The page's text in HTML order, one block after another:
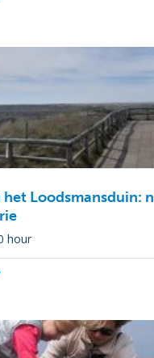
het Loodsmansduin:
hour